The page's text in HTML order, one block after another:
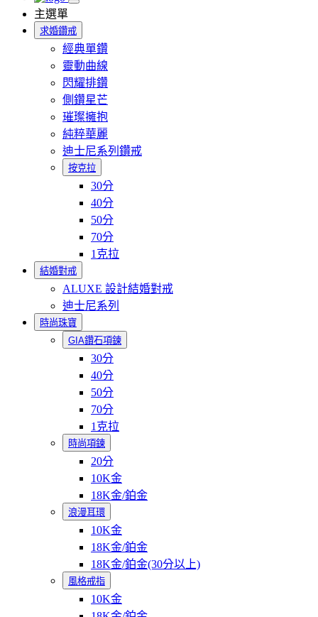
主選單
求婚鑽戒
經典單鑽
靈動曲線
閃耀排鑽
側鑽星芒
璀璨擁抱
純粹華麗
迪士尼系列鑽戒
按克拉
30分
40分
50分
70分
1克拉
結婚對戒
ALUXE 設計結婚對戒
迪士尼系列
時尚珠寶
GIA鑽石項鍊
30分
40分
50分
70分
1克拉
時尚項鍊
20分
10K金
18K金/鉑金
浪漫耳環
10K金
18K金/鉑金
18K金/鉑金(30分以上)
風格戒指
10K金